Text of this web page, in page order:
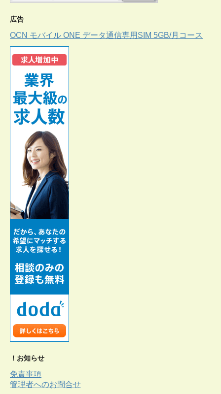
広告
OCN モバイル ONE データ通信専用SIM 5GB/月コース
！お知らせ
免責事項
管理者へのお問合せ